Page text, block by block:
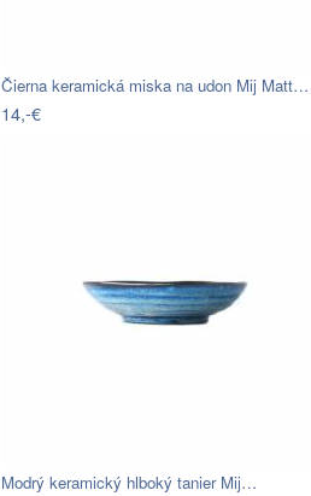
Čierna keramická miska na udon Mij Matt…
14,-€
Modrý keramický hlboký tanier Mij…